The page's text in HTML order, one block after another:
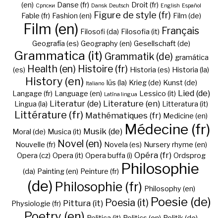
(en) Cрпски Danse (fr) Dansk Deutsch Droit (fr) English Español
Fable (fr) Fashion (en) Figure de style (fr) Film (de)
Film (en) Filosofi (da) Filosofia (it) Français
Geografía (es) Geography (en) Gesellschaft (de)
Grammatica (it) Grammatik (de) gramática
(es) Health (en) Histoire (fr) Historia (es) Historia (la)
History (en) Italiano Iūs (la) Krieg (de) Kunst (de)
Langage (fr) Language (en) Latīna lingua Lessico (it) Lied (de)
Lingua (la) Literatur (de) Literature (en) Litteratura (it)
Littérature (fr) Mathématiques (fr) Medicine (en)
Moral (de) Musica (it) Musik (de) Médecine (fr)
Nouvelle (fr) Novel (en) Novela (es) Nursery rhyme (en)
Opera (cz) Opera (it) Opera buffa (i) Opéra (fr) Ordsprog
(da) Painting (en) Peinture (fr) Philosophie
(de) Philosophie (fr) Philosophy (en)
Physiologie (fr) Pittura (it) Poesia (it) Poesie (de)